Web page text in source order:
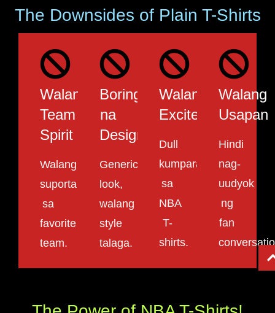
The Downsides of Plain T-Shirts
Walang
Team
Spirit
Walang
suporta
sa
favorite
team.
Boring
na
Design
Generic
look,
walang
style
talaga.
Walang
Excitement
Dull
kumpara
sa
NBA
T-
shirts.
Walang
Usapan
Hindi
nag-
uudyok
ng
fan